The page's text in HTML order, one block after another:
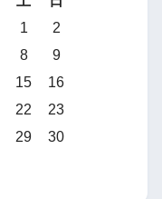
1
2
8
9
15
16
22
23
29
30